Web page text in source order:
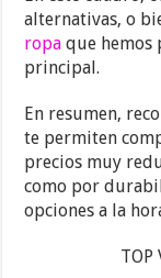
alternativas, o
ropa que hemos
principal.
En resumen,
te permiten
precios muy
como por
opciones a la
TOP